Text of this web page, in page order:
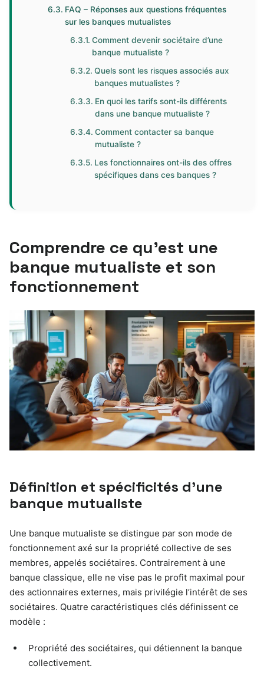
FAQ – Réponses aux questions fréquentes
sur les banques mutualistes
Comment devenir sociétaire d’une
banque mutualiste ?
Quels sont les risques associés aux
banques mutualistes ?
En quoi les tarifs sont-ils différents
dans une banque mutualiste ?
Comment contacter sa banque
mutualiste ?
Les fonctionnaires ont-ils des offres
spécifiques dans ces banques ?
Comprendre ce qu’est une
banque mutualiste et son
fonctionnement
Définition et spécificités d’une
banque mutualiste
Une banque mutualiste se distingue par son mode de
fonctionnement axé sur la propriété collective de ses
membres, appelés sociétaires. Contrairement à une
banque classique, elle ne vise pas le profit maximal pour
des actionnaires externes, mais privilégie l’intérêt de ses
sociétaires. Quatre caractéristiques clés définissent ce
modèle :
Propriété des sociétaires, qui détiennent la banque
collectivement.